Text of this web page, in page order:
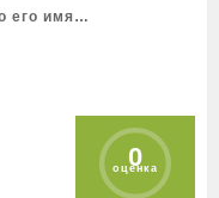
его имя…
0
оценка